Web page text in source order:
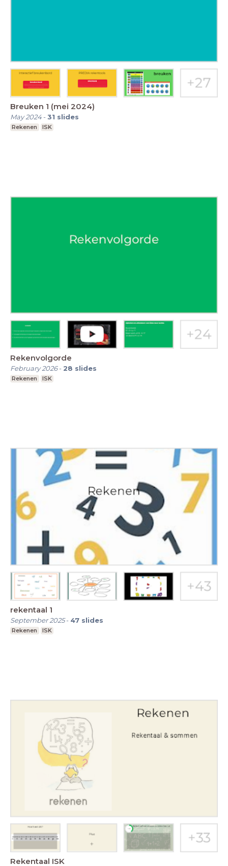
Breuken 1 (mei 2024)
May 2024-31 slides
Rekenen ISK
Rekenvolgorde
February 2026- 28 slides
Rekenen ISK
rekentaal 1
September 2025- 47 slides
Rekenen ISK
Rekentaal ISK